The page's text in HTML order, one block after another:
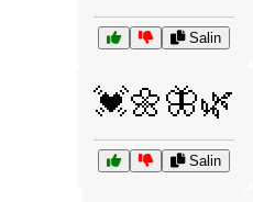
Salin
💓🌼🦋🌿
Salin